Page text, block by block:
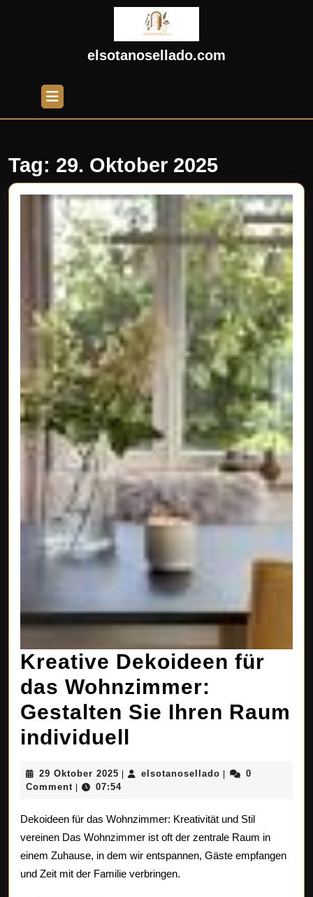
elsotanosellado.com
Open
Button
Tag: 29. Oktober 2025
Kreative Dekoideen für
das Wohnzimmer:
Gestalten Sie Ihren Raum
individuell
das
Wohnzimmer:
Gestalten
Sie
29 Oktober 2025 29
Oktober
| elsotanosellado elsotanosellado
|
0
Comment | 07:54
Dekoideen für das Wohnzimmer: Kreativität und Stil
vereinen Das Wohnzimmer ist oft der zentrale Raum in
einem Zuhause, in dem wir entspannen, Gäste empfangen
und Zeit mit der Familie verbringen.